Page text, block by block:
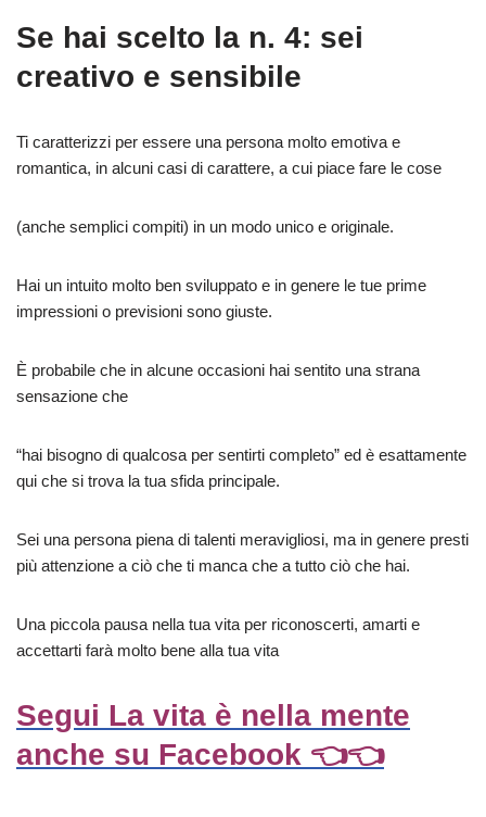
Se hai scelto la n. 4: sei
creativo e sensibile
Ti caratterizzi per essere una persona molto emotiva e
romantica, in alcuni casi di carattere, a cui piace fare le cose
(anche semplici compiti) in un modo unico e originale.
Hai un intuito molto ben sviluppato e in genere le tue prime
impressioni o previsioni sono giuste.
È probabile che in alcune occasioni hai sentito una strana
sensazione che
“hai bisogno di qualcosa per sentirti completo” ed è esattamente
qui che si trova la tua sfida principale.
Sei una persona piena di talenti meravigliosi, ma in genere presti
più attenzione a ciò che ti manca che a tutto ciò che hai.
Una piccola pausa nella tua vita per riconoscerti, amarti e
accettarti farà molto bene alla tua vita
Segui La vita è nella mente
anche su Facebook 👈👈